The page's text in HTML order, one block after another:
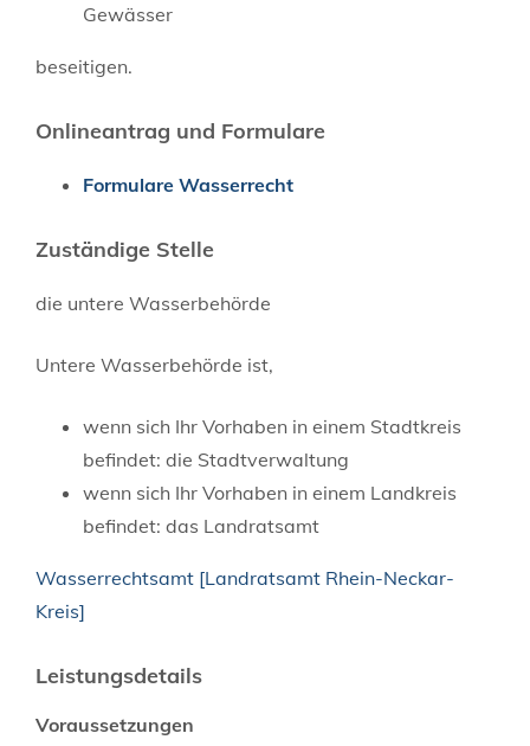
Gewässer
beseitigen.
Onlineantrag und Formulare
Formulare Wasserrecht
Zuständige Stelle
die untere Wasserbehörde
Untere Wasserbehörde ist,
wenn sich Ihr Vorhaben in einem Stadtkreis
befindet: die Stadtverwaltung
wenn sich Ihr Vorhaben in einem Landkreis
befindet: das Landratsamt
Wasserrechtsamt [Landratsamt Rhein-Neckar-
Kreis]
Leistungsdetails
Voraussetzungen